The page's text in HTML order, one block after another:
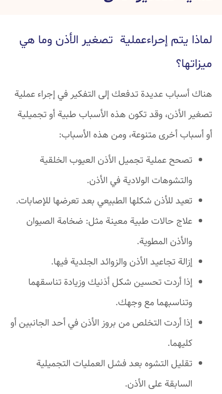
لماذا يتم إحراءعملية تصغير الأذن وما هي
ميزاتها؟
هناك أسباب عديدة تدفعك إلى التفكير في إجراء عملية
تصغير الأذن، وقد تكون هذه الأسباب طبية أو تجميلية
أو أسباب أخرى متنوعة، ومن هذه الأسباب:
تصحح عملية تجميل الأذن العيوب الخلقية
والتشوهات الولادية في الأذن.
تعيد للأذن شكلها الطبيعي بعد تعرضها للإصابات.
علاج حالات طبية معينة مثل: ضخامة الصيوان
والأذن المطوية.
إزالة تجاعيد الأذن والزوائد الجلدية فيها.
إذا أردت تحسين شكل أذنيك وزيادة تناسقهما
وتناسبهما مع وجهك.
إذا أردت التخلص من بروز الأذن في أحد الجانبين أو
كليهما.
تقليل التشوه بعد فشل العمليات التجميلية
السابقة على الأذن.